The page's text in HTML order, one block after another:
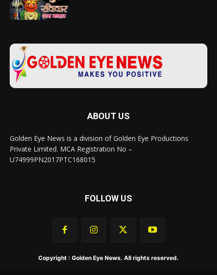
ABOUT US
Golden Eye News is a division of Golden Eye Productions
Private Limited. MCA Registration No –
U74999PN2017PTC168015
FOLLOW US
Copyright : Golden Eye News. All rights reserved.